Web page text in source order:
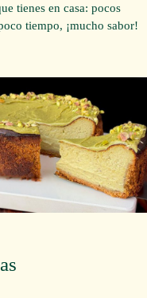
tienes en casa: pocos
tiempo, ¡mucho sabor!